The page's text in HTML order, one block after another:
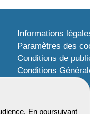
En poursuivant
Informations
Paramètres des
Conditions de
Conditions